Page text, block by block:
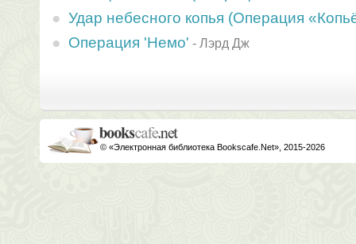
Удар небесного копья (Операция
Операция 'Немо' - Лэрд Дж
© «Электронная библиотека Bookscafe.Net», 2015-2026